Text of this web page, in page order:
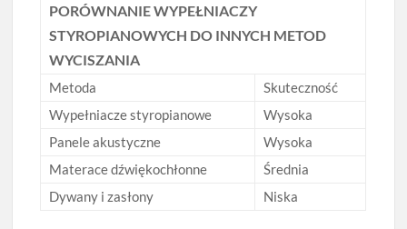
PORÓWNANIE WYPEŁNIACZY
STYROPIANOWYCH DO INNYCH METOD
WYCISZANIA
Metoda
Skuteczność
Wypełniacze styropianowe
Wysoka
Panele akustyczne
Wysoka
Materace dźwiękochłonne
Średnia
Dywany i zasłony
Niska